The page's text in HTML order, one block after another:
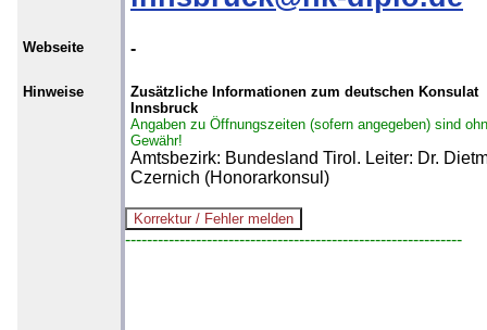
Webseite -
Hinweise
Zusätzliche Informationen zum deutschen Konsulat
Innsbruck
Angaben zu Öffnungszeiten (sofern angegeben) sind
Gewähr!
Amtsbezirk: Bundesland Tirol. Leiter: Dr.
Czernich (Honorarkonsul)
--------------------------------------------------------------